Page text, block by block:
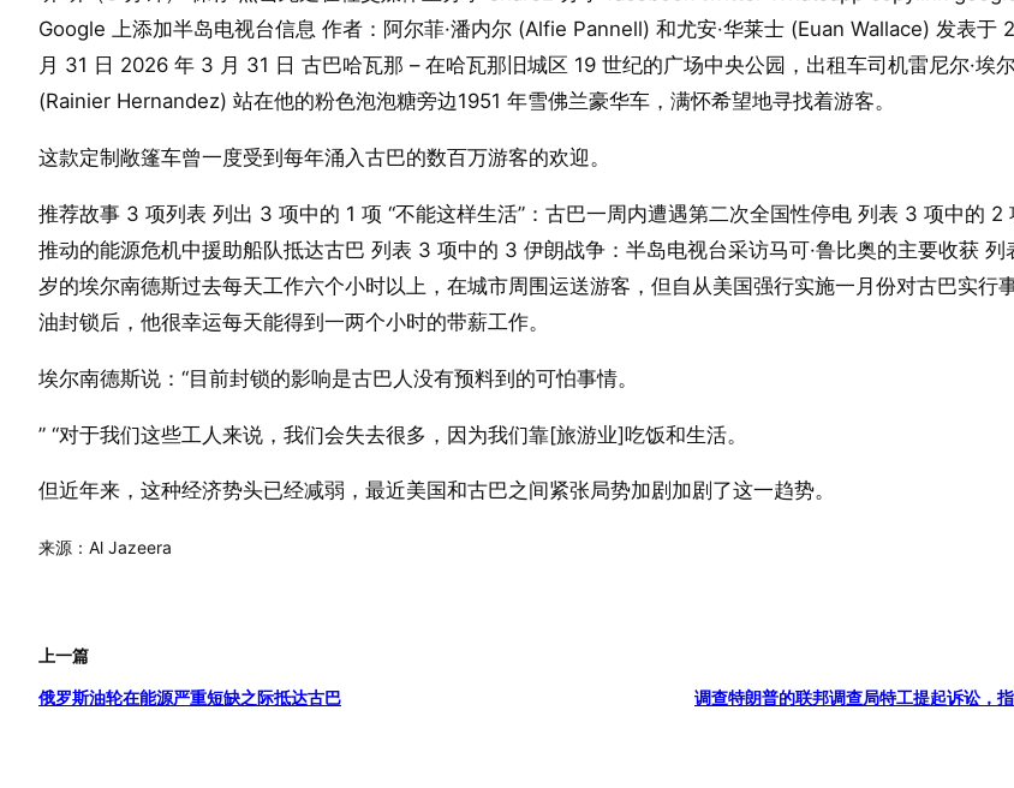
Google 上添加半岛电视台信息 作者：阿尔菲·潘内尔 (Alfie Pannell) 和尤安·华莱士 (Euan Wallace) 发表于
月 31 日 2026 年 3 月 31 日 古巴哈瓦那 – 在哈瓦那旧城区 19 世纪的广场中央公园，出租车司机雷尼尔·埃
(Rainier Hernandez) 站在他的粉色泡泡糖旁边1951 年雪佛兰豪华车，满怀希望地寻找着游客。
这款定制敞篷车曾一度受到每年涌入古巴的数百万游客的欢迎。
推荐故事 3 项列表 列出 3 项中的 1 项 “不能这样生活”：古巴一周内遭遇第二次全国性停电 列表 3 项中的 2
推动的能源危机中援助船队抵达古巴 列表 3 项中的 3 伊朗战争：半岛电视台采访马可·鲁比奥的主要收获
岁的埃尔南德斯过去每天工作六个小时以上，在城市周围运送游客，但自从美国强行实施一月份对古巴实行
油封锁后，他很幸运每天能得到一两个小时的带薪工作。
埃尔南德斯说：“目前封锁的影响是古巴人没有预料到的可怕事情。
” “对于我们这些工人来说，我们会失去很多，因为我们靠[旅游业]吃饭和生活。
但近年来，这种经济势头已经减弱，最近美国和古巴之间紧张局势加剧加剧了这一趋势。
来源：Al Jazeera
上一篇
俄罗斯油轮在能源严重短缺之际抵达古巴 调查特朗普的联邦调查局特工提起诉讼，